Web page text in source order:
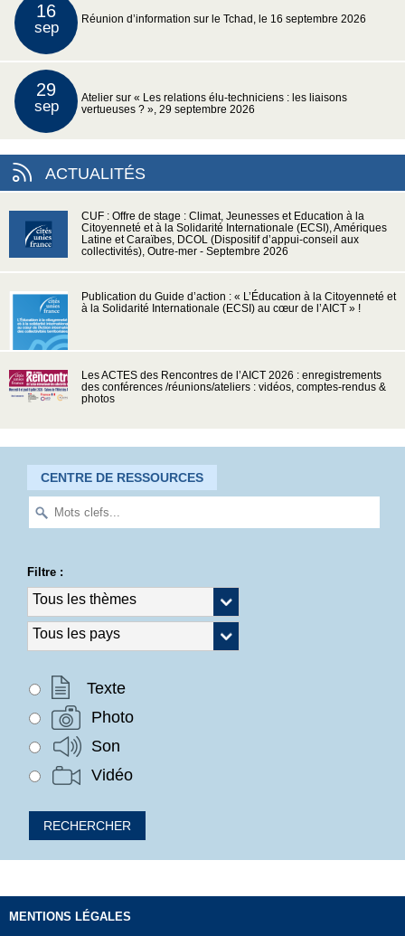
16
sep Réunion d’information sur le Tchad, le 16 septembre 2026
29
sep
Atelier sur « Les relations élu-techniciens : les liaisons
vertueuses ? », 29 septembre 2026
ACTUALITÉS
CUF : Offre de stage : Climat, Jeunesses et Education à la
Citoyenneté et à la Solidarité Internationale (ECSI), Amériques
Latine et Caraïbes, DCOL (Dispositif d’appui-conseil aux
collectivités), Outre-mer - Septembre 2026
Publication du Guide d’action : « L’Éducation à la Citoyenneté et
à la Solidarité Internationale (ECSI) au cœur de l’AICT » !
Les ACTES des Rencontres de l’AICT 2026 : enregistrements
des conférences /réunions/ateliers : vidéos, comptes-rendus &
photos
CENTRE DE RESSOURCES
Filtre :
Texte
Photo
Son
Vidéo
MENTIONS LÉGALES